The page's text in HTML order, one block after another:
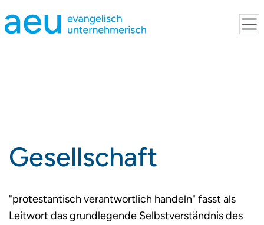
Gesellschaft
"protestantisch verantwortlich handeln" fasst als
Leitwort das grundlegende Selbstverständnis des